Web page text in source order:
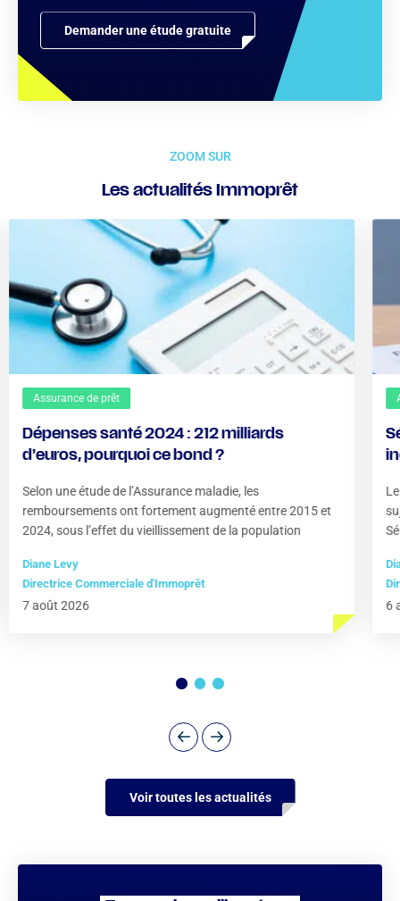
Demander une étude gratuite
ZOOM SUR
Les actualités Immoprêt
Assurance de prêt
Dépenses santé 2024 : 212 milliards
d’euros, pourquoi ce bond ?
Selon une étude de l’Assurance maladie, les
remboursements ont fortement augmenté entre 2015 et
2024, sous l’effet du vieillissement de la population
Diane Levy
Directrice Commerciale d'Immoprêt
7 août 2026 6
Voir toutes les actualités